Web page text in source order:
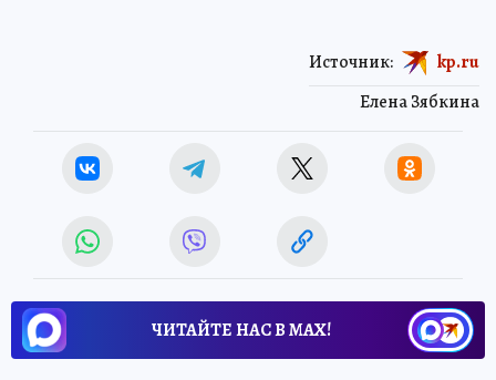
Елена Зябкина
Источник: kp.ru
ЧИТАЙТЕ НАС В МАХ!